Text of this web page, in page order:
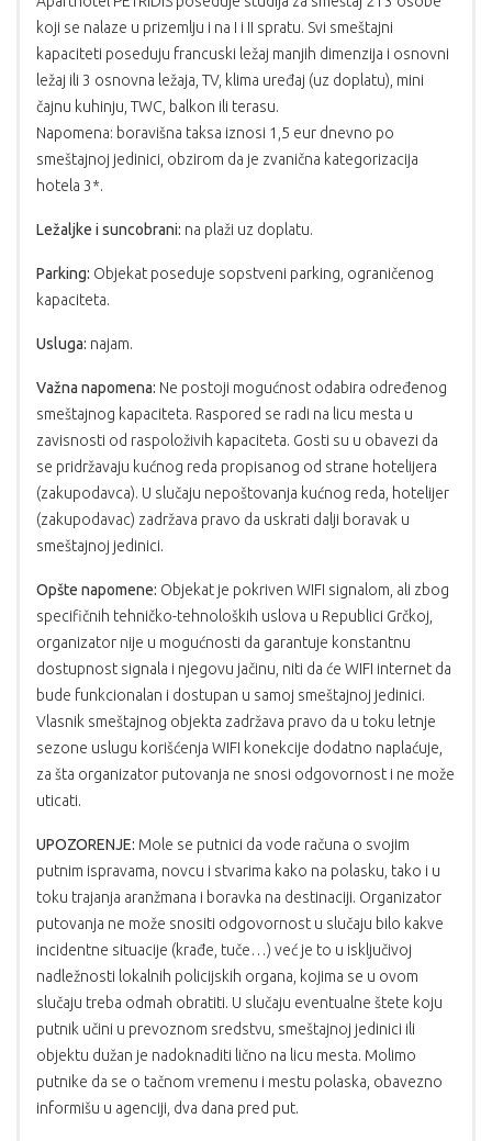
koji se nalaze u prizemlju i na I i II spratu. Svi smeštajni
kapaciteti poseduju francuski ležaj manjih dimenzija i osnovni
ležaj ili 3 osnovna ležaja, TV, klima uređaj (uz doplatu), mini
čajnu kuhinju, TWC, balkon ili terasu.
Napomena: boravišna taksa iznosi 1,5 eur dnevno po
smeštajnoj jedinici, obzirom da je zvanična kategorizacija
hotela 3*.
Ležaljke i suncobrani: na plaži uz doplatu.
Parking: Objekat poseduje sopstveni parking, ograničenog
kapaciteta.
Usluga: najam.
Važna napomena: Ne postoji mogućnost odabira određenog
smeštajnog kapaciteta. Raspored se radi na licu mesta u
zavisnosti od raspoloživih kapaciteta. Gosti su u obavezi da
se pridržavaju kućnog reda propisanog od strane hotelijera
(zakupodavca). U slučaju nepoštovanja kućnog reda, hotelijer
(zakupodavac) zadržava pravo da uskrati dalji boravak u
smeštajnoj jedinici.
Opšte napomene: Objekat je pokriven WIFI signalom, ali zbog
specifičnih tehničko-tehnoloških uslova u Republici Grčkoj,
organizator nije u mogućnosti da garantuje konstantnu
dostupnost signala i njegovu jačinu, niti da će WIFI internet da
bude funkcionalan i dostupan u samoj smeštajnoj jedinici.
Vlasnik smeštajnog objekta zadržava pravo da u toku letnje
sezone uslugu korišćenja WIFI konekcije dodatno naplaćuje,
za šta organizator putovanja ne snosi odgovornost i ne može
uticati.
UPOZORENJE: Mole se putnici da vode računa o svojim
putnim ispravama, novcu i stvarima kako na polasku, tako i u
toku trajanja aranžmana i boravka na destinaciji. Organizator
putovanja ne može snositi odgovornost u slučaju bilo kakve
incidentne situacije (krađe, tuče…) već je to u isključivoj
nadležnosti lokalnih policijskih organa, kojima se u ovom
slučaju treba odmah obratiti. U slučaju eventualne štete koju
putnik učini u prevoznom sredstvu, smeštajnoj jedinici ili
objektu dužan je nadoknaditi lično na licu mesta. Molimo
putnike da se o tačnom vremenu i mestu polaska, obavezno
informišu u agenciji, dva dana pred put.